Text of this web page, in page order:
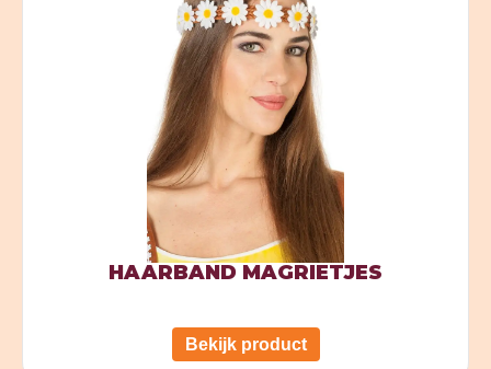
HAARBAND MAGRIETJES
Bekijk product